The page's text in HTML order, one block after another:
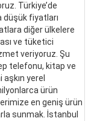
Türkiye’de
fiyatları
diğer ülkelere
ve tüketici
veriyoruz. Şu
telefonu, kitap ve
yerel
ürün
en geniş ürün
sunmak. İstanbul